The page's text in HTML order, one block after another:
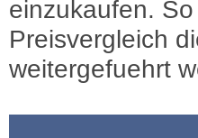
einzukaufen.
Preisvergleich
weitergefuehrt